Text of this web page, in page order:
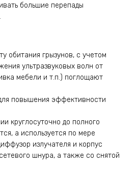
большие перепады
обитания грызунов, с учетом
ультразвуковых волн от
мебели и т.п.) поглощают
повышения эффективности
круглосуточно до полного
а используется по мере
излучателя и корпус
шнура, а также со снятой